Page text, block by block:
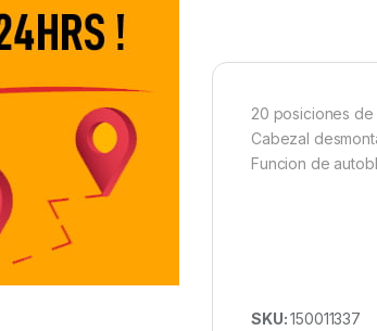
20 posiciones de
Cabezal
Funcion de
SKU:150011337